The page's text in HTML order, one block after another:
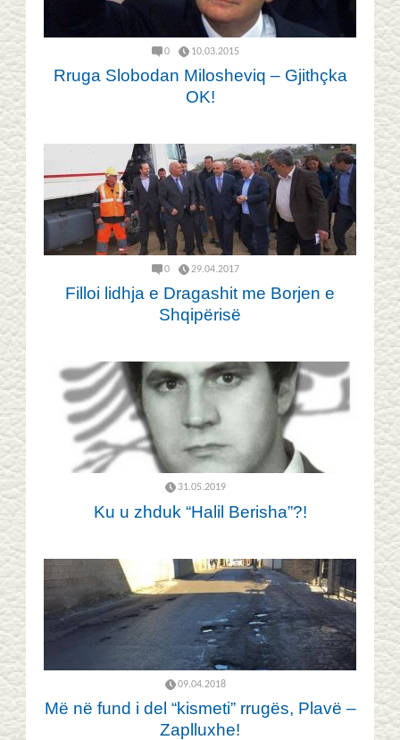
0 10.03.2015
Rruga Slobodan Milosheviq – Gjithçka
OK!
0 29.04.2017
Filloi lidhja e Dragashit me Borjen e
Shqipërisë
31.05.2019
Ku u zhduk “Halil Berisha”?!
09.04.2018
Më në fund i del “kismeti” rrugës, Plavë –
Zaplluxhe!